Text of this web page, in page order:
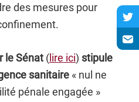
des mesures pour
le Sénat ( lire ici) stipule
sanitaire « nul ne
pénale engagée »